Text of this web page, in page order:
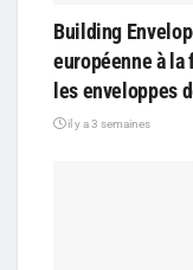
Building
européenne à la
les enveloppes
il y a 3 semaines